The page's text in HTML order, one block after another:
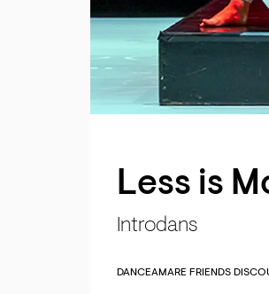
Less is
Introdans
DANCEAMARE FRIENDS